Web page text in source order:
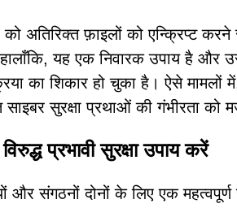
अतिरिक्त फ़ाइलों को एन्क्रिप्ट
यह एक निवारक उपाय है और उस
का शिकार हो चुका है। ऐसे मामलों
सुरक्षा प्रथाओं की गंभीरता को
प्रभावी सुरक्षा उपाय करें
और संगठनों दोनों के लिए एक